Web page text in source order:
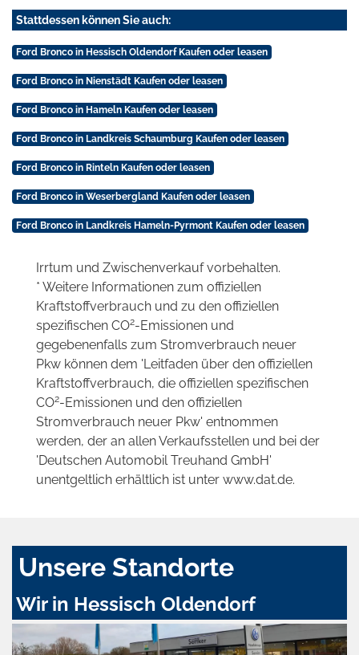
Stattdessen können Sie auch:
Ford Bronco in Hessisch Oldendorf Kaufen oder leasen
Ford Bronco in Nienstädt Kaufen oder leasen
Ford Bronco in Hameln Kaufen oder leasen
Ford Bronco in Landkreis Schaumburg Kaufen oder leasen
Ford Bronco in Rinteln Kaufen oder leasen
Ford Bronco in Weserbergland Kaufen oder leasen
Ford Bronco in Landkreis Hameln-Pyrmont Kaufen oder leasen
Irrtum und Zwischenverkauf vorbehalten.
* Weitere Informationen zum offiziellen
Kraftstoffverbrauch und zu den offiziellen
spezifischen CO2-Emissionen und
gegebenenfalls zum Stromverbrauch neuer
Pkw können dem 'Leitfaden über den offiziellen
Kraftstoffverbrauch, die offiziellen spezifischen
CO2-Emissionen und den offiziellen
Stromverbrauch neuer Pkw' entnommen
werden, der an allen Verkaufsstellen und bei der
'Deutschen Automobil Treuhand GmbH'
unentgeltlich erhältlich ist unter www.dat.de.
Unsere Standorte
Wir in Hessisch Oldendorf